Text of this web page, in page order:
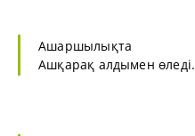
Ашаршылықта
Ашқарақ алдымен өледі.